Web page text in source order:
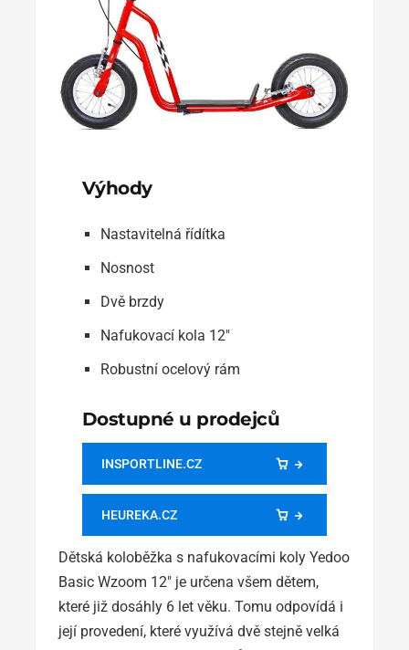
Výhody
Nastavitelná řídítka
Nosnost
Dvě brzdy
Nafukovací kola 12"
Robustní ocelový rám
Dostupné u prodejců
INSPORTLINE.CZ
HEUREKA.CZ
Dětská koloběžka s nafukovacími koly Yedoo
Basic Wzoom 12″ je určena všem dětem,
které již dosáhly 6 let věku. Tomu odpovídá i
její provedení, které využívá dvě stejně velká